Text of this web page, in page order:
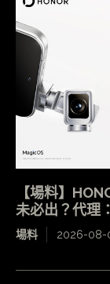
【場料】
未必出？代理
場料 2026-08-